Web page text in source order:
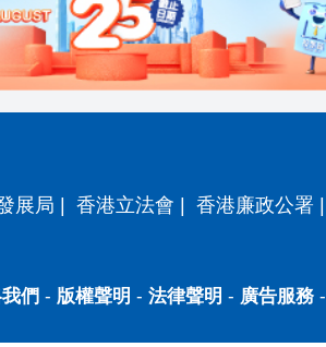
展局 | 香港立法會 | 香港廉政公署 |
們 - 版權聲明 - 法律聲明 - 廣告服務-